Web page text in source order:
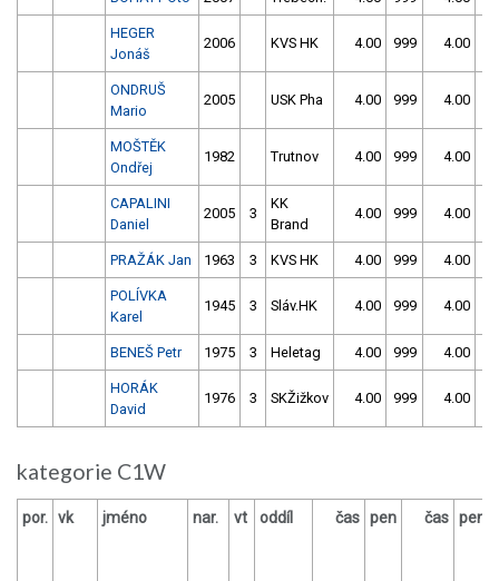
HEGER
Jonáš
2006 KVS HK 4.00 999 4.00
ONDRUŠ
Mario
2005 USK Pha 4.00 999 4.00
MOŠTĚK
Ondřej
1982 Trutnov 4.00 999 4.00
CAPALINI
Daniel
2005 3
KK
Brand
4.00 999 4.00
PRAŽÁK Jan 1963 3 KVS HK 4.00 999 4.00
POLÍVKA
Karel
1945 3 Sláv.HK 4.00 999 4.00
BENEŠ Petr 1975 3 Heletag 4.00 999 4.00
HORÁK
David
1976 3 SKŽižkov 4.00 999 4.00
kategorie C1W
por. vk jméno nar. vt oddíl čas pen čas pen